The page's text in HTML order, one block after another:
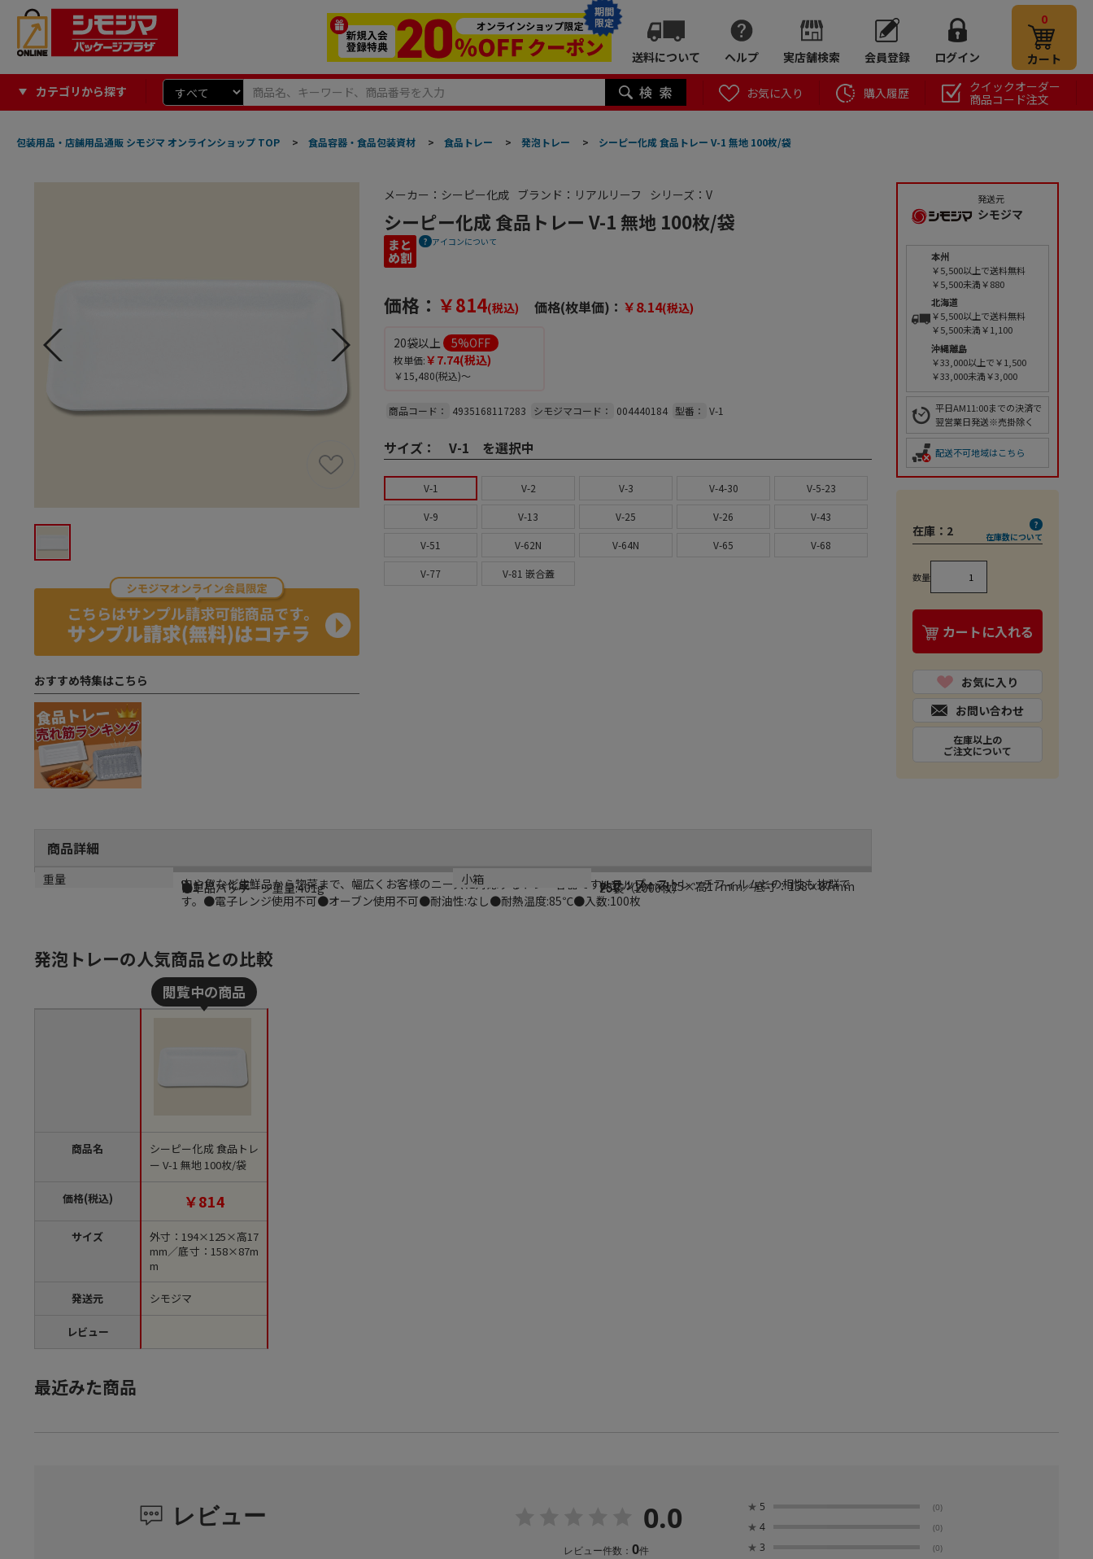
期間
限定
送料について ヘルプ 実店舗検索 会員登録 ログイン
0
カート
カテゴリから探す お気に入り 購入履歴
クイックオーダー
商品コード注文
包装用品・店舗用品通販 シモジマ オンラインショップ TOP > 食品容器・食品包装資材 > 食品トレー > 発泡トレー > シーピー化成 食品トレー V-1 無地 100枚/袋
おすすめ特集はこちら
メーカー：シーピー化成 ブランド：リアルリーフ シリーズ：V
シーピー化成 食品トレー V-1 無地 100枚/袋
アイコンについて
価格： ￥814(税込) 価格(枚単価)： ￥8.14(税込)
20袋以上 5%OFF
枚単価:￥7.74(税込)
￥15,480(税込)～
商品コード： 4935168117283 シモジマコード： 004440184 型番： V-1
サイズ： V-1 を選択中
V-1 V-2 V-3 V-4-30 V-5-23
V-9 V-13 V-25 V-26 V-43
V-51 V-62N V-64N V-65 V-68
V-77 V-81 嵌合蓋
商品詳細
商品説明
肉や魚など生鮮品から惣菜まで、幅広くお客様のニーズに対応するトレー容器です。ラップ・ストレッチフィルムとの相性も抜群で
す。●電子レンジ使用不可●オーブン使用不可●耐油性:なし●耐熱温度:85℃●入数:100枚
メーカー名
シーピー化成
ブランド名
リアルリーフ
シリーズ名
V
型番
V-1
規格
V-1
サイズ
外寸：194×125×高17mm／底寸：158×87mm
カラー
白
材質
PSP
重量
●単品パッケージ重量:401g
小箱
20袋（2000枚）
発送元
シモジマ
本州
￥5,500以上で送料無料
￥5,500未満￥880
北海道
￥5,500以上で送料無料
￥5,500未満￥1,100
沖縄離島
￥33,000以上で￥1,500
￥33,000未満￥3,000
平日AM11:00までの決済で
翌営業日発送※売掛除く
配送不可地域はこちら
在庫： 2 在庫数について
数量
カートに入れる
お気に入り
お問い合わせ
在庫以上の
ご注文について
発泡トレーの人気商品との比較
商品名
価格(税込)
サイズ
発送元
レビュー
シーピー化成 食品トレ
ー V-1 無地 100枚/袋
￥814
外寸：194×125×高17
mm／底寸：158×87m
m
シモジマ
最近みた商品
レビュー 0.0
レビュー件数： 0件
★ 5 (0)
★ 4 (0)
★ 3 (0)